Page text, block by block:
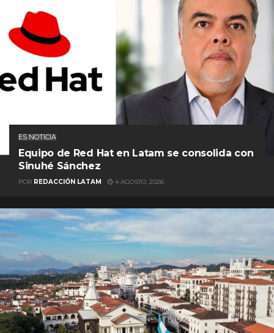
ES NOTICIA
Equipo de Red Hat en Latam se consolida con
Sinuhé Sánchez
POR REDACCIÓN LATAM 4 AGOSTO, 2026